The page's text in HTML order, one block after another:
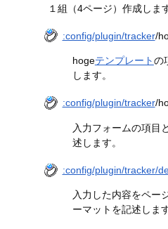
１組（4ページ）作成しま
:config/plugin/tracker/
hogeテンプレートの
します。
:config/plugin/tracker/
入力フォームの項目
述します。
:config/plugin/tracker/
入力した内容をペー
ーマットを記述します